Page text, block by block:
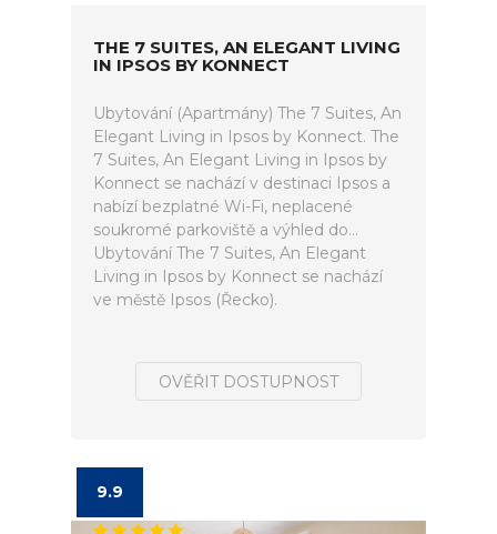
THE 7 SUITES, AN ELEGANT LIVING
IN IPSOS BY KONNECT
Ubytování (Apartmány) The 7 Suites, An
Elegant Living in Ipsos by Konnect. The
7 Suites, An Elegant Living in Ipsos by
Konnect se nachází v destinaci Ipsos a
nabízí bezplatné Wi-Fi, neplacené
soukromé parkoviště a výhled do...
Ubytování The 7 Suites, An Elegant
Living in Ipsos by Konnect se nachází
ve městě Ipsos (Řecko).
OVĚŘIT DOSTUPNOST
9.9